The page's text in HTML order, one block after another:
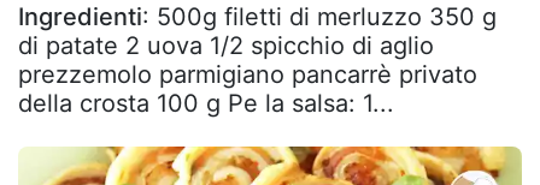
Ingredienti: 500g filetti di merluzzo 350 g
di patate 2 uova 1/2 spicchio di aglio
prezzemolo parmigiano pancarrè privato
della crosta 100 g Pe la salsa: 1...